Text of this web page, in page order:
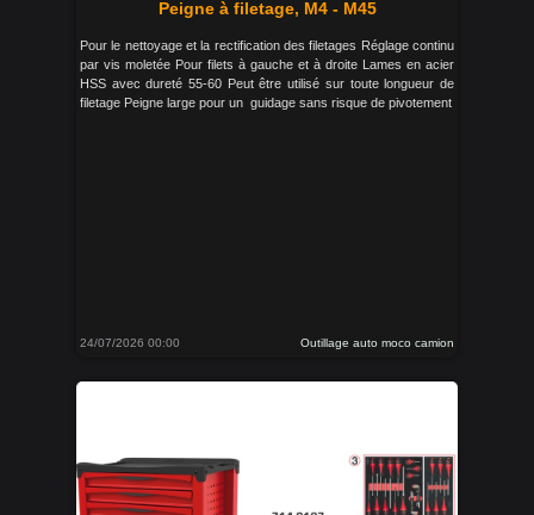
Peigne à filetage, M4 - M45
Pour le nettoyage et la rectification des filetages Réglage continu
par vis moletée Pour filets à gauche et à droite Lames en acier
HSS avec dureté 55-60 Peut être utilisé sur toute longueur de
filetage Peigne large pour un guidage sans risque de pivotement
24/07/2026 00:00 Outillage auto moco camion